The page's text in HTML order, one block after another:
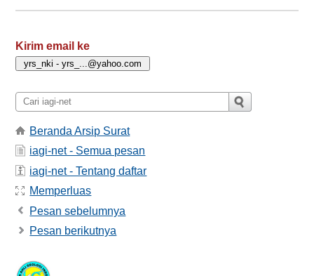
Kirim email ke
Beranda Arsip Surat
iagi-net - Semua pesan
iagi-net - Tentang daftar
Memperluas
Pesan sebelumnya
Pesan berikutnya